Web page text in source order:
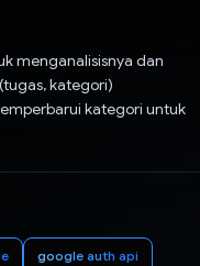
menganalisisnya dan
kategori)
kategori untuk
google auth api